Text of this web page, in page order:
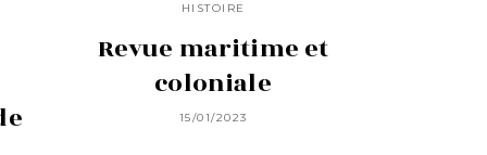
HISTOIRE
Revue maritime et
coloniale
15/01/2023